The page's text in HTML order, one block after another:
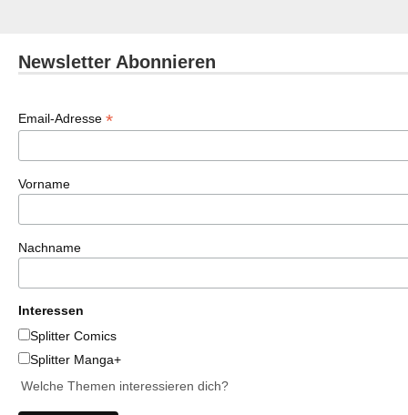
Newsletter Abonnieren
Email-Adresse *
Vorname
Nachname
Interessen
Splitter Comics
Splitter Manga+
Welche Themen interessieren dich?